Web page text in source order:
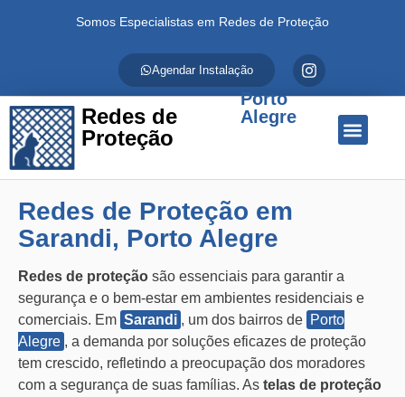
Somos Especialistas em Redes de Proteção
Agendar Instalação
Redes de
Proteção
Porto
Alegre
Redes de Proteção em
Sarandi, Porto Alegre
Redes de proteção são essenciais para garantir a
segurança e o bem-estar em ambientes residenciais e
comerciais. Em Sarandi , um dos bairros de Porto
Alegre , a demanda por soluções eficazes de proteção
tem crescido, refletindo a preocupação dos moradores
com a segurança de suas famílias. As telas de proteção